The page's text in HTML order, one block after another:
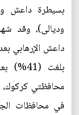
بسيطرة داعش
وديالى)، وقد